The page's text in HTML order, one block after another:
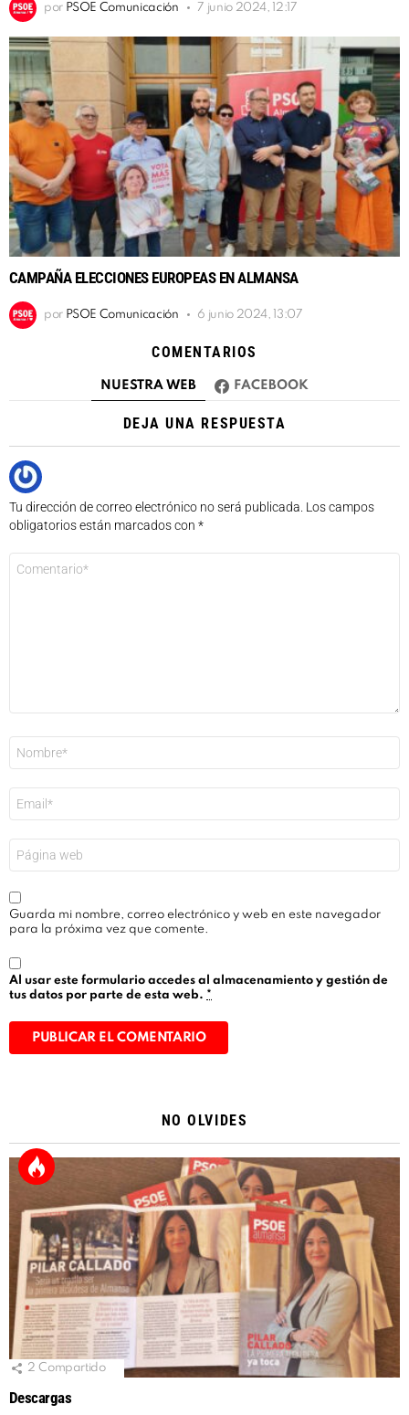
por PSOE Comunicación 7 junio 2024, 12:17
CAMPAÑA ELECCIONES EUROPEAS EN ALMANSA
por PSOE Comunicación 6 junio 2024, 13:07
COMENTARIOS
NUESTRA WEB FACEBOOK
DEJA UNA RESPUESTA
Tu dirección de correo electrónico no será publicada. Los campos
obligatorios están marcados con *
electrónico
*
Guarda mi nombre, correo electrónico y web en este navegador
para la próxima vez que comente.
Al usar este formulario accedes al almacenamiento y gestión de
tus datos por parte de esta web. *
NO OLVIDES
2 Compartido
Descargas